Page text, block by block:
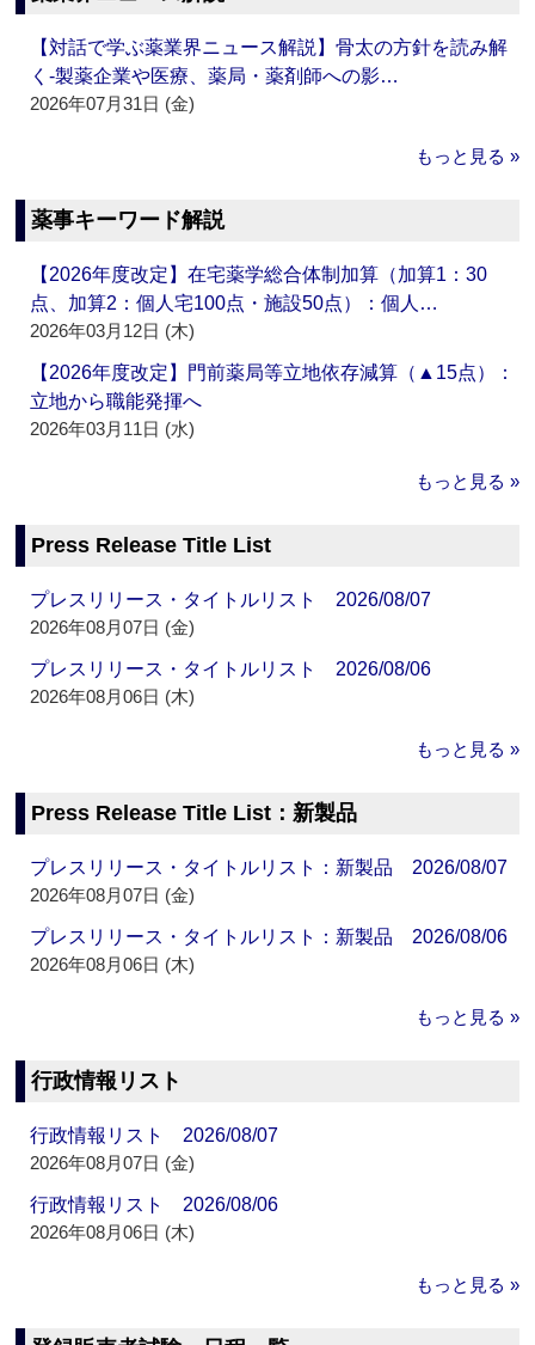
【対話で学ぶ薬業界ニュース解説】骨太の方針を読み解
く‐製薬企業や医療、薬局・薬剤師への影…
2026年07月31日 (金)
もっと見る »
薬事キーワード解説
【2026年度改定】在宅薬学総合体制加算（加算1：30
点、加算2：個人宅100点・施設50点）：個人…
2026年03月12日 (木)
【2026年度改定】門前薬局等立地依存減算（▲15点）：
立地から職能発揮へ
2026年03月11日 (水)
もっと見る »
Press Release Title List
プレスリリース・タイトルリスト 2026/08/07
2026年08月07日 (金)
プレスリリース・タイトルリスト 2026/08/06
2026年08月06日 (木)
もっと見る »
Press Release Title List：新製品
プレスリリース・タイトルリスト：新製品 2026/08/07
2026年08月07日 (金)
プレスリリース・タイトルリスト：新製品 2026/08/06
2026年08月06日 (木)
もっと見る »
行政情報リスト
行政情報リスト 2026/08/07
2026年08月07日 (金)
行政情報リスト 2026/08/06
2026年08月06日 (木)
もっと見る »